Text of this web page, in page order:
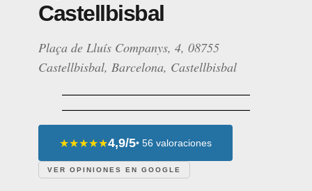
Castellbisbal
Plaça de Lluís Companys, 4, 08755
Castellbisbal, Barcelona, Castellbisbal
★★★★★4,9/5• 56 valoraciones
VER OPINIONES EN GOOGLE